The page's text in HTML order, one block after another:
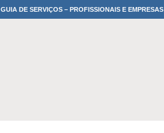
GUIA DE SERVIÇOS – PROFISSIONAIS E EMPRESAS